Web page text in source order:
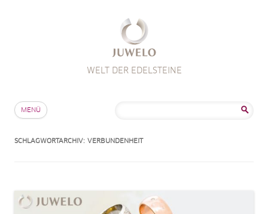
WELT DER EDELSTEINE
MENÜ
SCHLAGWORTARCHIV: VERBUNDENHEIT